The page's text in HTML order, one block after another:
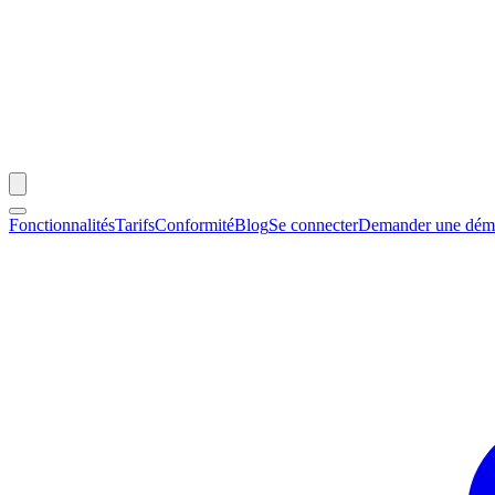
FonctionnalitésTarifsConformitéBlogSe connecterDemander une